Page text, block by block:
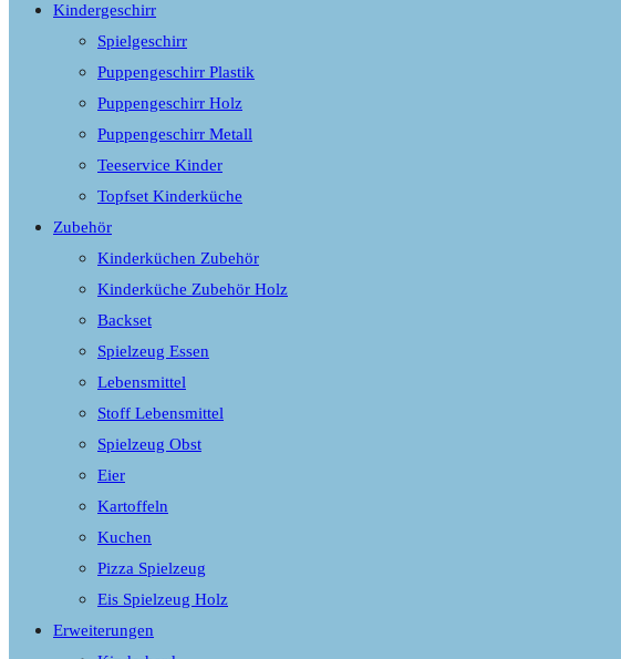
Kindergeschirr
Spielgeschirr
Puppengeschirr Plastik
Puppengeschirr Holz
Puppengeschirr Metall
Teeservice Kinder
Topfset Kinderküche
Zubehör
Kinderküchen Zubehör
Kinderküche Zubehör Holz
Backset
Spielzeug Essen
Lebensmittel
Stoff Lebensmittel
Spielzeug Obst
Eier
Kartoffeln
Kuchen
Pizza Spielzeug
Eis Spielzeug Holz
Erweiterungen